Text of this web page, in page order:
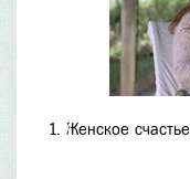
1. Женское счастье